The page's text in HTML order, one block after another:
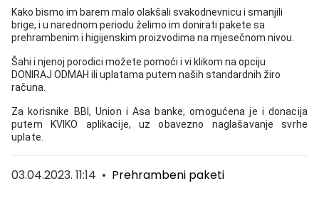
Kako bismo im barem malo olakšali svakodnevnicu i smanjili
brige, i u narednom periodu želimo im donirati pakete sa
prehrambenim i higijenskim proizvodima na mjesečnom nivou.
Šahi i njenoj porodici možete pomoći i vi klikom na opciju
DONIRAJ ODMAH ili uplatama putem naših standardnih žiro
računa.
Za korisnike BBI, Union i Asa banke, omogućena je i donacija
putem KVIKO aplikacije, uz obavezno naglašavanje svrhe
uplate.
03.04.2023. 11:14 • Prehrambeni paketi